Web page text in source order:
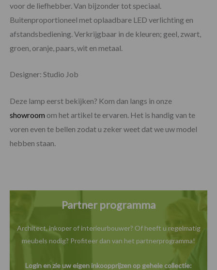
voor de liefhebber. Van bijzonder tot speciaal.
Buitenproportioneel met oplaadbare LED verlichting en
afstandsbediening. Verkrijgbaar in de kleuren; geel, zwart,
groen, oranje, paars, wit en metaal.
Designer: Studio Job
Deze lamp eerst bekijken? Kom dan langs in onze
showroom om het artikel te ervaren. Het is handig van te
voren even te bellen zodat u zeker weet dat we uw model
hebben staan.
Partner programma
Architect, inkoper of interieurbouwer? Of heeft u regelmatig
meubels nodig? Profiteer dan van het partnerprogramma!
Login en zie uw eigen inkoopprijzen op gehele collectie: